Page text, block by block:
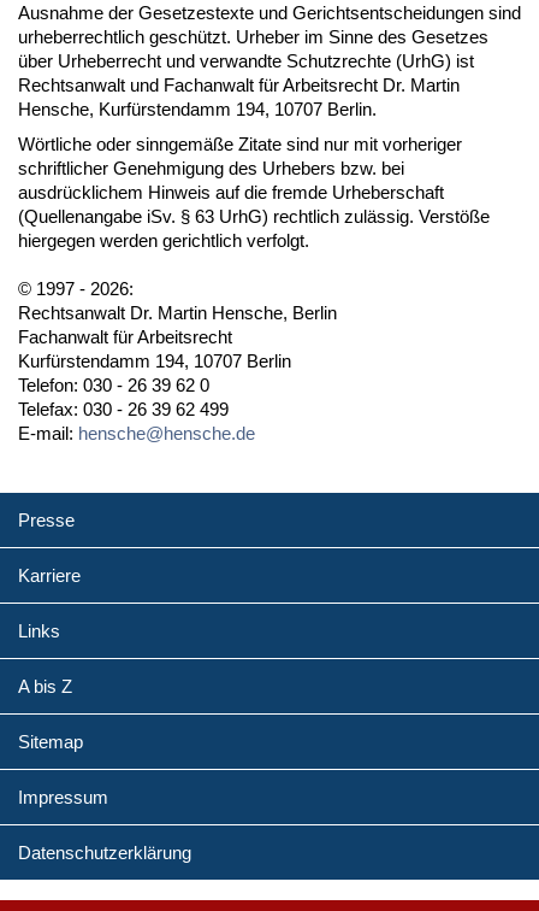
Ausnahme der Gesetzestexte und Gerichtsentscheidungen sind
urheberrechtlich geschützt. Urheber im Sinne des Gesetzes
über Urheberrecht und verwandte Schutzrechte (UrhG) ist
Rechtsanwalt und Fachanwalt für Arbeitsrecht Dr. Martin
Hensche, Kurfürstendamm 194, 10707 Berlin.
Wörtliche oder sinngemäße Zitate sind nur mit vorheriger
schriftlicher Genehmigung des Urhebers bzw. bei
ausdrücklichem Hinweis auf die fremde Urheberschaft
(Quellenangabe iSv. § 63 UrhG) rechtlich zulässig. Verstöße
hiergegen werden gerichtlich verfolgt.
© 1997 - 2026:
Rechtsanwalt Dr. Martin Hensche, Berlin
Fachanwalt für Arbeitsrecht
Kurfürstendamm 194, 10707 Berlin
Telefon: 030 - 26 39 62 0
Telefax: 030 - 26 39 62 499
E-mail: hensche@hensche.de
Presse
Karriere
Links
A bis Z
Sitemap
Impressum
Datenschutzerklärung